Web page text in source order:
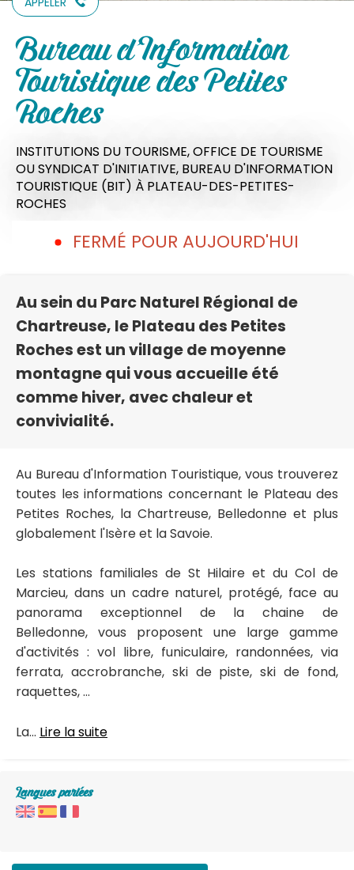
Bureau d'Information
Touristique des Petites
Roches
INSTITUTIONS DU TOURISME,OFFICE DE TOURISME
OU SYNDICAT D'INITIATIVE, BUREAU D'INFORMATION
TOURISTIQUE (BIT) À PLATEAU-DES-PETITES-
ROCHES
FERMÉ POUR AUJOURD'HUI
Au sein du Parc Naturel Régional de
Chartreuse, le Plateau des Petites
Roches est un village de moyenne
montagne qui vous accueille été
comme hiver, avec chaleur et
convivialité.
Au Bureau d'Information Touristique, vous trouverez
toutes les informations concernant le Plateau des
Petites Roches, la Chartreuse, Belledonne et plus
globalement l'Isère et la Savoie.
Les stations familiales de St Hilaire et du Col de
Marcieu, dans un cadre naturel, protégé, face au
panorama exceptionnel de la chaine de
Belledonne, vous proposent une large gamme
d'activités : vol libre, funiculaire, randonnées, via
ferrata, accrobranche, ski de piste, ski de fond,
raquettes, ...
La... Lire la suite
Langues parlées